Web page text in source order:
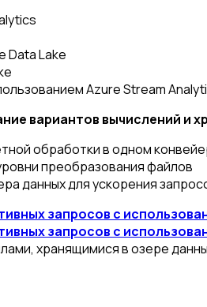
Data Lake
Azure Stream
вариантов вычислений и
обработки в одном
преобразования файлов
данных для ускорения
запросов с
запросов с
хранящимися в озере